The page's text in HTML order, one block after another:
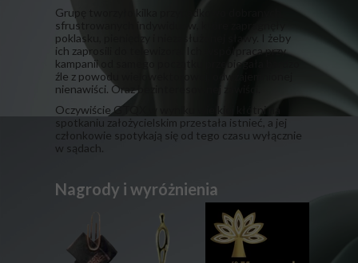
Grupę tworzyło kilka przypadkowo dobranych,
sfrustrowanych indywiduów, które zapragnęły
poklasku, pieniędzy i niezasłużonej sławy. I żeby
ich zaprosili do telewizora. Ich współpraca przy
kampanii od samego początku przebiegała bardzo
źle z powodu wielowektorowej, odwzajemnionej
nienawiści. Oraz bezinteresownej zawiści.
​Oczywiście GTQX w wyniku wielkiej kłótni na
spotkaniu założycielskim przestała istnieć, a jej
członkowie spotykają się od tego czasu wyłącznie
w sądach.
Nagrody i wyróżnienia